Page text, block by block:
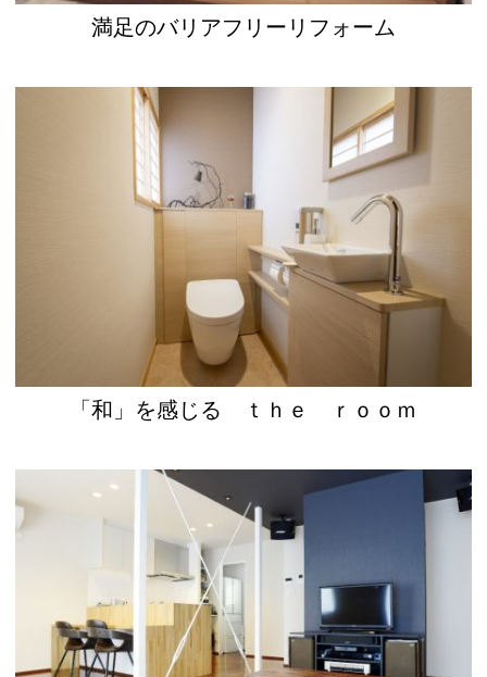
満足のバリアフリーリフォーム
「和」を感じる ｔｈｅ ｒｏｏｍ